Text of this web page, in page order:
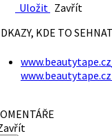
Uložit Zavřít
KDE TO SEHNAT